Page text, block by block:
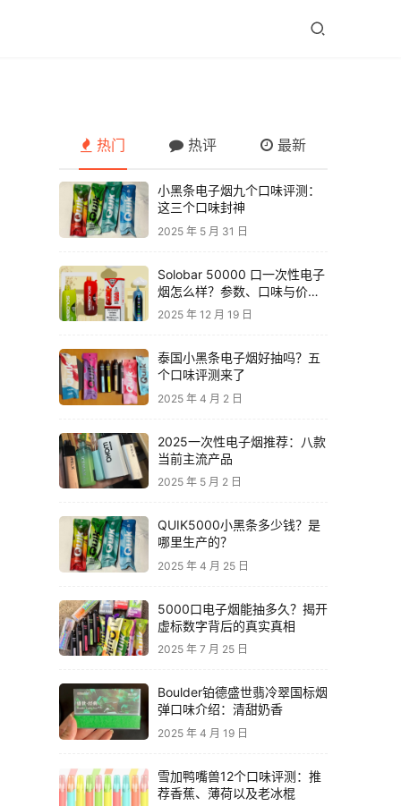
热门 热评 最新
小黑条电子烟九个口味评测：
这三个口味封神
2025 年 5 月 31 日
Solobar 50000 口一次性电子
烟怎么样？参数、口味与价格
解析
2025 年 12 月 19 日
泰国小黑条电子烟好抽吗？五
个口味评测来了
2025 年 4 月 2 日
2025一次性电子烟推荐：八款
当前主流产品
2025 年 5 月 2 日
QUIK5000小黑条多少钱？是
哪里生产的？
2025 年 4 月 25 日
5000口电子烟能抽多久？揭开
虚标数字背后的真实真相
2025 年 7 月 25 日
Boulder铂德盛世翡冷翠国标烟
弹口味介绍：清甜奶香
2025 年 4 月 19 日
雪加鸭嘴兽12个口味评测：推
荐香蕉、薄荷以及老冰棍